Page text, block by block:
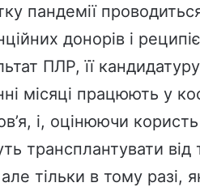
пандемії
донорів і
ПЛР, її
місяці працюють у
і, оцінюючи
трансплантувати від
тільки в тому